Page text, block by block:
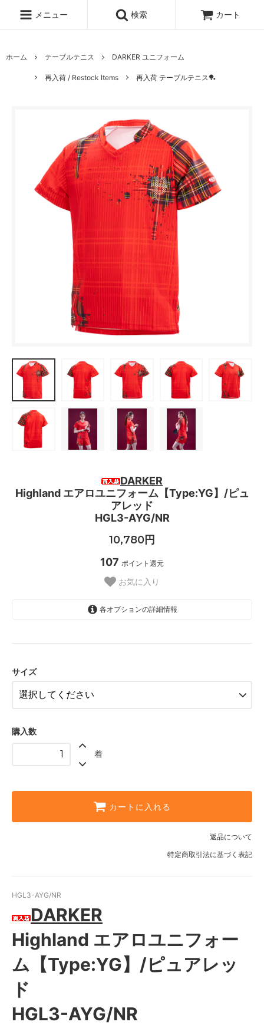
メニュー 検索 カート
ホーム テーブルテニス DARKER ユニフォーム
再入荷 / Restock Items 再入荷 テーブルテニス🏓
DARKER
Highland エアロユニフォーム【Type:YG】/ピュ
アレッド
HGL3-AYG/NR
10,780円
107 ポイント還元
お気に入り
各オプションの詳細情報
サイズ
購入数
着
カートに入れる
返品について
特定商取引法に基づく表記
HGL3-AYG/NR
DARKER
Highland エアロユニフォー
ム【Type:YG】/ピュアレッ
ド
HGL3-AYG/NR